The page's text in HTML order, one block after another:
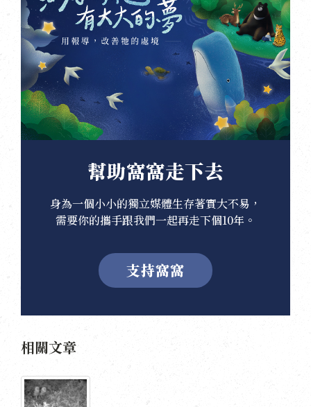
幫助窩窩走下去
身為一個小小的獨立媒體生存著實大不易，
需要你的攜手跟我們一起再走下個10年。
支持窩窩
相關文章